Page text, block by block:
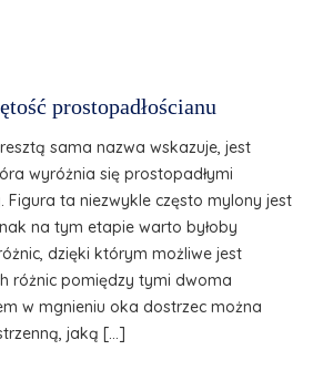
prostopadłościanu
sama nazwa wskazuje, jest
wyróżnia się prostopadłymi
ta niezwykle często mylony jest
na tym etapie warto byłoby
dzięki którym możliwe jest
różnic pomiędzy tymi dwoma
w mgnieniu oka dostrzec można
jaką […]